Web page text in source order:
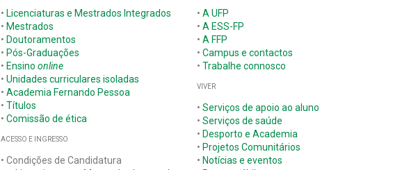
• Licenciaturas e Mestrados Integrados
• Mestrados
• Doutoramentos
• Pós-Graduações
• Ensino online
• Unidades curriculares isoladas
• Academia Fernando Pessoa
• Títulos
• Comissão de ética
ACESSO E INGRESSO
• Condições de Candidatura
•A UFP
•A ESS-FP
•A FFP
•Campus e contactos
•Trabalhe connosco
VIVER
•Serviços de apoio ao aluno
•Serviços de saúde
• Desporto e Academia
• Projetos Comunitários
• Notícias e eventos